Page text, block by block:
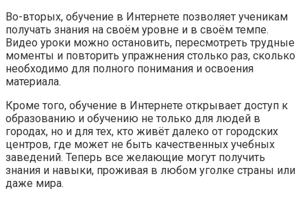
Во-вторых, обучение в Интернете позволяет ученикам
получать знания на своём уровне и в своём темпе.
Видео уроки можно остановить, пересмотреть трудные
моменты и повторить упражнения столько раз, сколько
необходимо для полного понимания и освоения
материала.
Кроме того, обучение в Интернете открывает доступ к
образованию и обучению не только для людей в
городах, но и для тех, кто живёт далеко от городских
центров, где может не быть качественных учебных
заведений. Теперь все желающие могут получить
знания и навыки, проживая в любом уголке страны или
даже мира.